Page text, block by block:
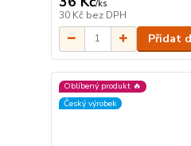
/ks
30 Kč bez DPH
Přidat
Oblíbený produkt 🔥
Český výrobek